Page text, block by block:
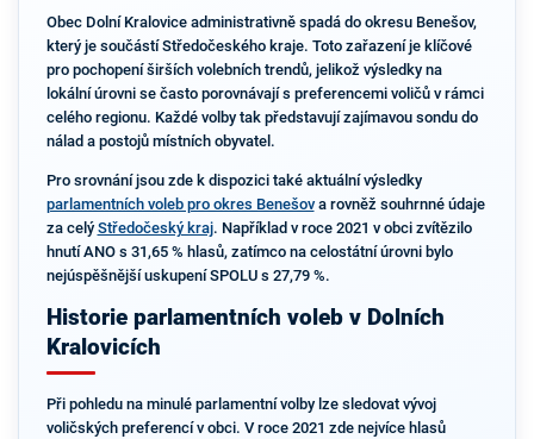
Obec Dolní Kralovice administrativně spadá do okresu Benešov,
který je součástí Středočeského kraje. Toto zařazení je klíčové
pro pochopení širších volebních trendů, jelikož výsledky na
lokální úrovni se často porovnávají s preferencemi voličů v rámci
celého regionu. Každé volby tak představují zajímavou sondu do
nálad a postojů místních obyvatel.
Pro srovnání jsou zde k dispozici také aktuální výsledky
parlamentních voleb pro okres Benešova rovněž souhrnné údaje
za celý Středočeský kraj. Například v roce 2021 v obci zvítězilo
hnutí ANO s 31,65 % hlasů, zatímco na celostátní úrovni bylo
nejúspěšnější uskupení SPOLU s 27,79 %.
Historie parlamentních voleb v Dolních
Kralovicích
Při pohledu na minulé parlamentní volby lze sledovat vývoj
voličských preferencí v obci. V roce 2021 zde nejvíce hlasů